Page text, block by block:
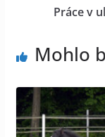
Práce v
Mohlo